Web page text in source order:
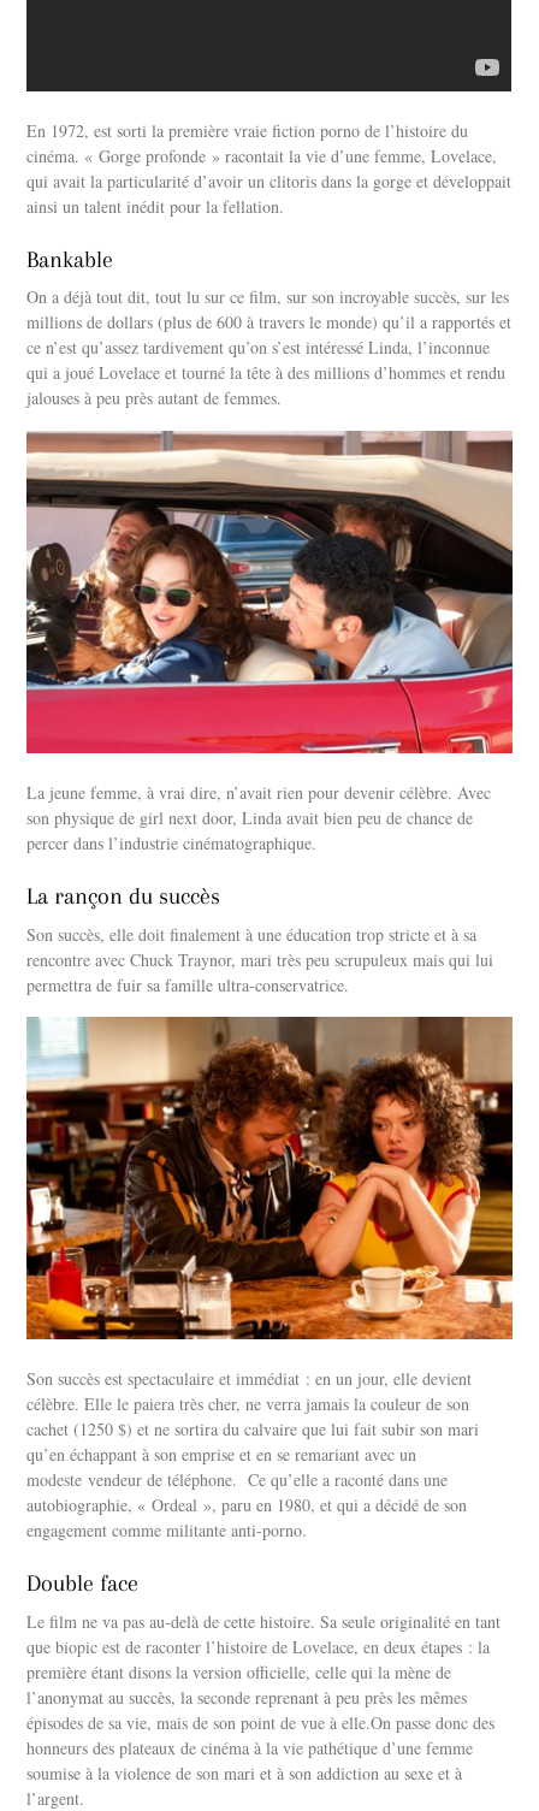
En 1972, est sorti la première vraie fiction porno de l’histoire du
cinéma. « Gorge profonde » racontait la vie d’une femme, Lovelace,
qui avait la particularité d’avoir un clitoris dans la gorge et développait
ainsi un talent inédit pour la fellation.
Bankable
On a déjà tout dit, tout lu sur ce film, sur son incroyable succès, sur les
millions de dollars (plus de 600 à travers le monde) qu’il a rapportés et
ce n’est qu’assez tardivement qu’on s’est intéressé Linda, l’inconnue
qui a joué Lovelace et tourné la tête à des millions d’hommes et rendu
jalouses à peu près autant de femmes.
La jeune femme, à vrai dire, n’avait rien pour devenir célèbre. Avec
son physique de girl next door, Linda avait bien peu de chance de
percer dans l’industrie cinématographique.
La rançon du succès
Son succès, elle doit finalement à une éducation trop stricte et à sa
rencontre avec Chuck Traynor, mari très peu scrupuleux mais qui lui
permettra de fuir sa famille ultra-conservatrice.
Son succès est spectaculaire et immédiat : en un jour, elle devient
célèbre. Elle le paiera très cher, ne verra jamais la couleur de son
cachet (1250 $) et ne sortira du calvaire que lui fait subir son mari
qu’en échappant à son emprise et en se remariant avec un
modeste vendeur de téléphone. Ce qu’elle a raconté dans une
autobiographie, « Ordeal », paru en 1980, et qui a décidé de son
engagement comme militante anti-porno.
Double face
Le film ne va pas au-delà de cette histoire. Sa seule originalité en tant
que biopic est de raconter l’histoire de Lovelace, en deux étapes : la
première étant disons la version officielle, celle qui la mène de
l’anonymat au succès, la seconde reprenant à peu près les mêmes
épisodes de sa vie, mais de son point de vue à elle.On passe donc des
honneurs des plateaux de cinéma à la vie pathétique d’une femme
soumise à la violence de son mari et à son addiction au sexe et à
l’argent.